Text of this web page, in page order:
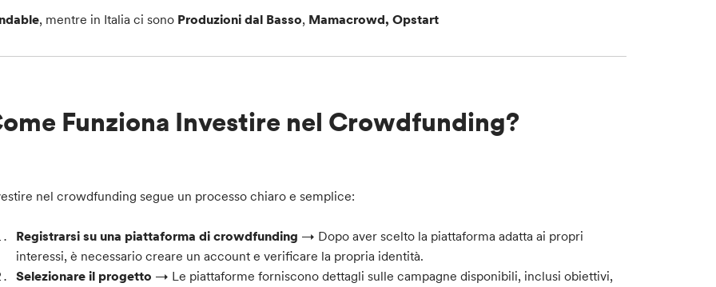
, mentre in Italia ci sono Produzioni dal Basso, Mamacrowd, Opstart
Funziona Investire nel Crowdfunding?
nel crowdfunding segue un processo chiaro e semplice:
Registrarsi su una piattaforma di crowdfunding → Dopo aver scelto la piattaforma adatta ai propri
interessi, è necessario creare un account e verificare la propria identità.
Selezionare il progetto → Le piattaforme forniscono dettagli sulle campagne disponibili, inclusi obiettivi,